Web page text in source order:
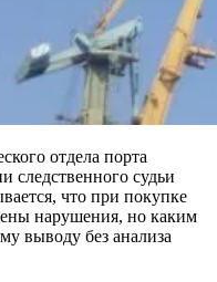
отдела порта
следственного судьи
что при покупке
нарушения, но каким
выводу без анализа